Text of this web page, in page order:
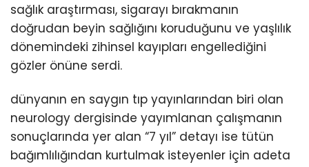
sağlık araştırması, sigarayı bırakmanın
doğrudan beyin sağlığını koruduğunu ve yaşlılık
dönemindeki zihinsel kayıpları engellediğini
gözler önüne serdi.
dünyanın en saygın tıp yayınlarından biri olan
neurology dergisinde yayımlanan çalışmanın
sonuçlarında yer alan “7 yıl” detayı ise tütün
bağımlılığından kurtulmak isteyenler için adeta